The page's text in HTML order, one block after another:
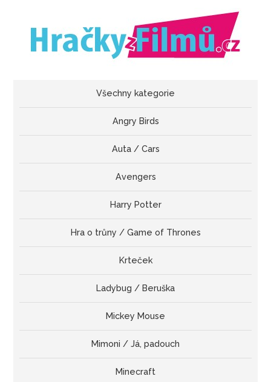
Všechny kategorie
Angry Birds
Auta / Cars
Avengers
Harry Potter
Hra o trůny / Game of Thrones
Krteček
Ladybug / Beruška
Mickey Mouse
Mimoni / Já, padouch
Minecraft